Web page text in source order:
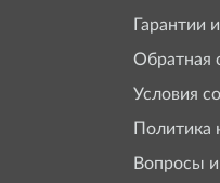
Гарантии
Обратная
Условия
Политика
Вопросы